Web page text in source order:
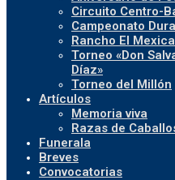
Circuito Centro-
Campeonato
Rancho El
Torneo «Don
Díaz»
Torneo del Millón
Artículos
Memoria viva
Razas de
Funerala
Breves
Convocatorias